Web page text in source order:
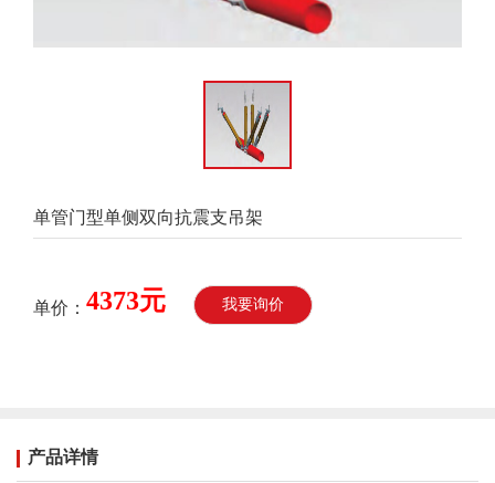
单管门型单侧双向抗震支吊架
单价： 4373元 我要询价
产品详情